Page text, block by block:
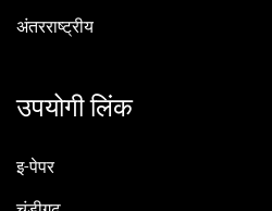
अंतरराष्ट्रीय
उपयोगी लिंक
इ-पेपर